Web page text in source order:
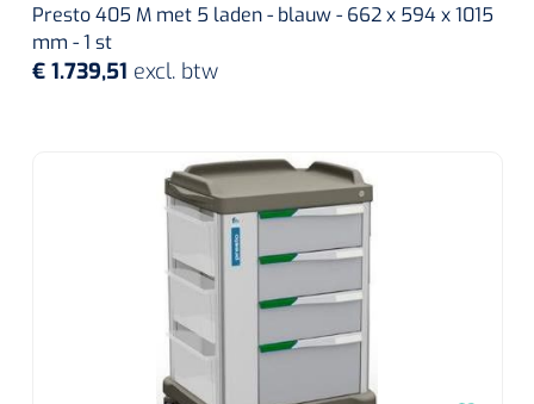
Presto 405 M met 5 laden - blauw - 662 x 594 x 1015
mm - 1 st
€ 1.739,51 excl. btw